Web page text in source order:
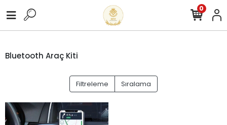
0
Bluetooth Araç Kiti
Filtreleme Sıralama